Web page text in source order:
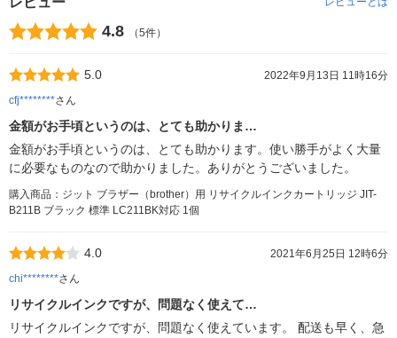
4.8 （5件）
5.0
2022年9月13日 11時16分
cfj********さん
金額がお手頃というのは、とても助かりま…
金額がお手頃というのは、とても助かります。使い勝手がよく大量
に必要なものなので助かりました。ありがとうございました。
購入商品：ジット ブラザー（brother）用 リサイクルインクカートリッジ JIT-
B211B ブラック 標準 LC211BK対応 1個
4.0
2021年6月25日 12時6分
chi********さん
リサイクルインクですが、問題なく使えて…
リサイクルインクですが、問題なく使えています。 配送も早く、急